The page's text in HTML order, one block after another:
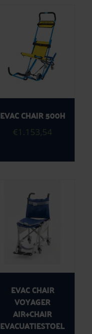
EVAC CHAIR 500H
€1.153,54
EVAC CHAIR
VOYAGER
AIR+CHAIR
EVACUATIESTOEL